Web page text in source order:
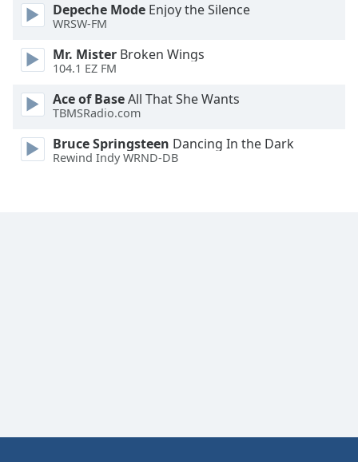
Background
Area
Background
Family
Depeche Mode Enjoy the Silence
WRSW-FM
Mr. Mister Broken Wings
104.1 EZ FM
Ace of BaseAll That She Wants
TBMSRadio.com
Bruce Springsteen Dancing In the Dark
Rewind Indy WRND-DB